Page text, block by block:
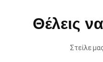
Θέλεις
Στείλε